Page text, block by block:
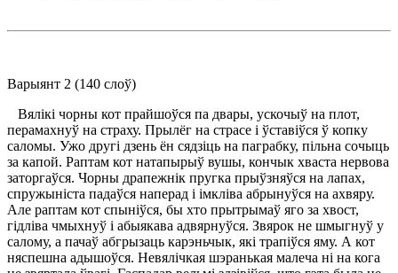
Варыянт 2 (140 слоў)
Вялікі чорны кот прайшоўся па двары, ускочыў на плот,
перамахнуў на страху. Прылёг на страсе і ўставіўся ў копку
саломы. Ужо другі дзень ён сядзіць на паграбку, пільна сочыць
за капой. Раптам кот натапырыў вушы, кончык хваста нервова
заторгаўся. Чорны драпежнік пругка прыўзняўся на лапах,
спружыніста падаўся наперад і імкліва абрынуўся на ахвяру.
Але раптам кот спыніўся, бы хто прытрымаў яго за хвост,
гідліва чмыхнуў і абыякава адвярнуўся. Звярок не шмыгнуў у
салому, а пачаў абгрызаць карэньчык, які трапіўся яму. А кот
няспешна адышоўся. Невялічкая шэранькая малеча ні на кога